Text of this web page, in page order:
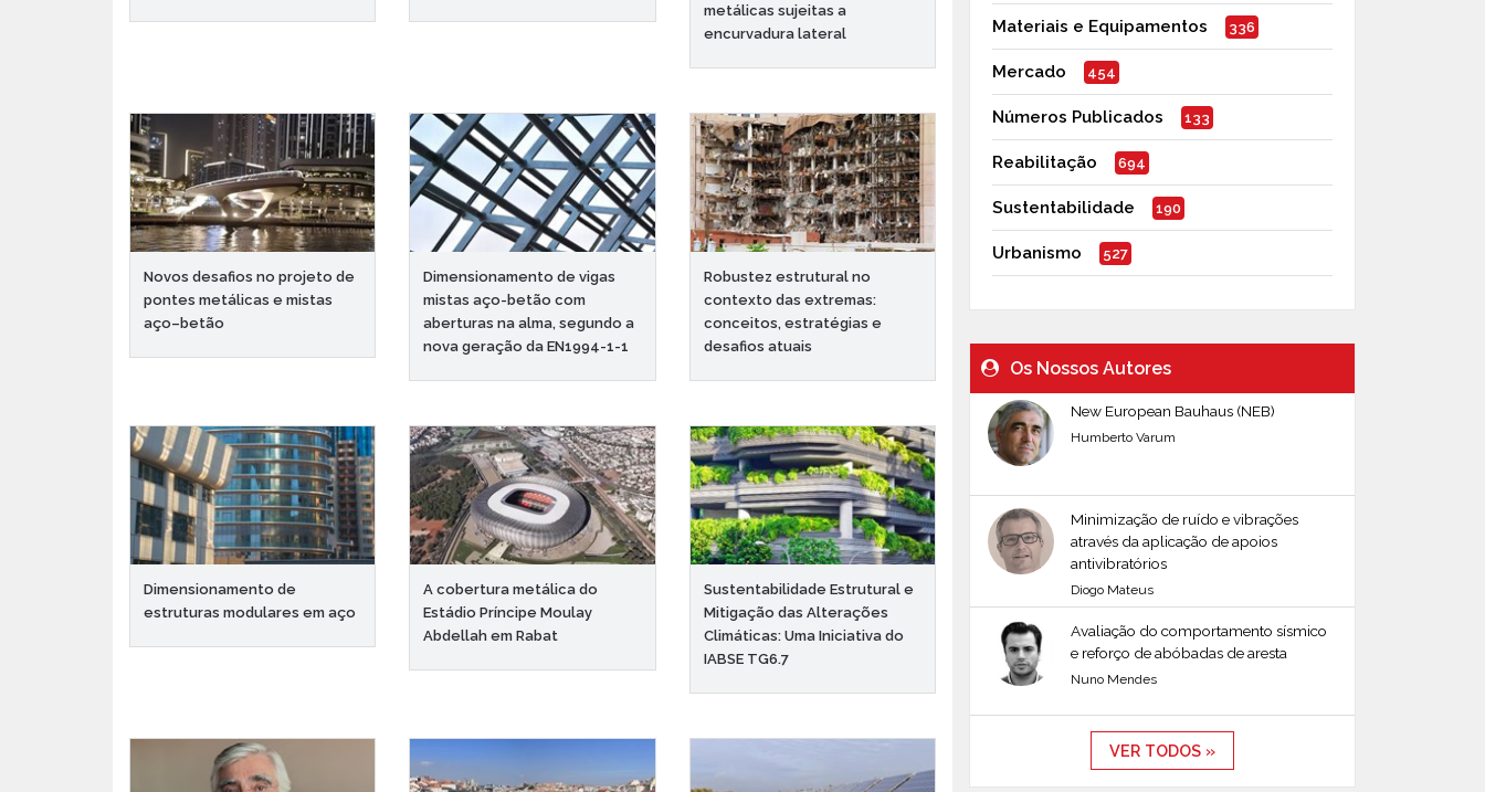
metálicas sujeitas a
encurvadura lateral
Novos desafios no projeto de
pontes metálicas e mistas
aço–betão
Dimensionamento de vigas
mistas aço-betão com
aberturas na alma, segundo a
nova geração da EN1994-1-1
Robustez estrutural no
contexto das extremas:
conceitos, estratégias e
desafios atuais
Dimensionamento de
estruturas modulares em aço
A cobertura metálica do
Estádio Príncipe Moulay
Abdellah em Rabat
Sustentabilidade Estrutural e
Mitigação das Alterações
Climáticas: Uma Iniciativa do
IABSE TG6.7
Materiais e Equipamentos 336
Mercado 454
Números Publicados 133
Reabilitação 694
Sustentabilidade 190
Urbanismo 527
Os Nossos Autores
New European Bauhaus (NEB)
Humberto Varum
Minimização de ruído e vibrações
através da aplicação de apoios
antivibratórios
Diogo Mateus
Avaliação do comportamento sísmico
e reforço de abóbadas de aresta
Nuno Mendes
VER TODOS »